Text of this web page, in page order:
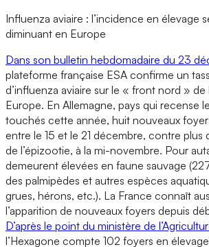
Influenza aviaire : l’incidence en élevage
diminuant en Europe
Dans son bulletin hebdomadaire du 23
plateforme française ESA confirme un
d’influenza aviaire sur le « front nord » de
Europe. En Allemagne, pays qui recense
touchés cette année, huit nouveaux
entre le 15 et le 21 décembre, contre
de l’épizootie, à la mi-novembre. Pour
demeurent élevées en faune sauvage
des palmipèdes et autres espèces
grues, hérons, etc.). La France connaît
l’apparition de nouveaux foyers depuis
D’après le point du ministère de
l’Hexagone compte 102 foyers en